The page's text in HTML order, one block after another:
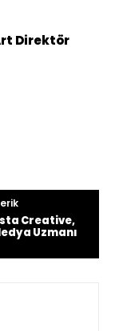
Direktör
Creative,
Uzmanı